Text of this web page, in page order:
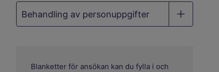
Behandling av personuppgifter
Blanketter för ansökan kan du fylla i och